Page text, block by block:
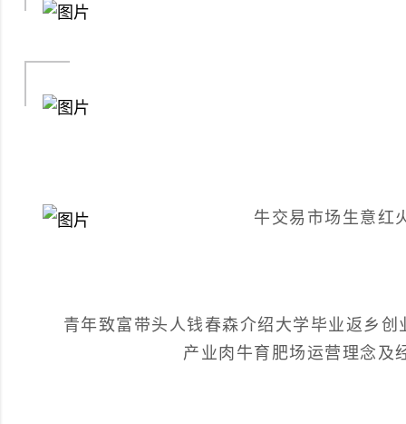
牛交易市场生意红
青年致富带头人钱春森介绍大学毕业返乡
产业肉牛育肥场运营理念及